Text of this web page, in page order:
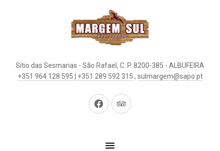
Sítio das Sesmarias - São Rafael, C. P. 8200-385 - ALBUFEIRA
+351 964 128 595 | +351 289 592 315 , sulmargem@sapo.pt
New
New